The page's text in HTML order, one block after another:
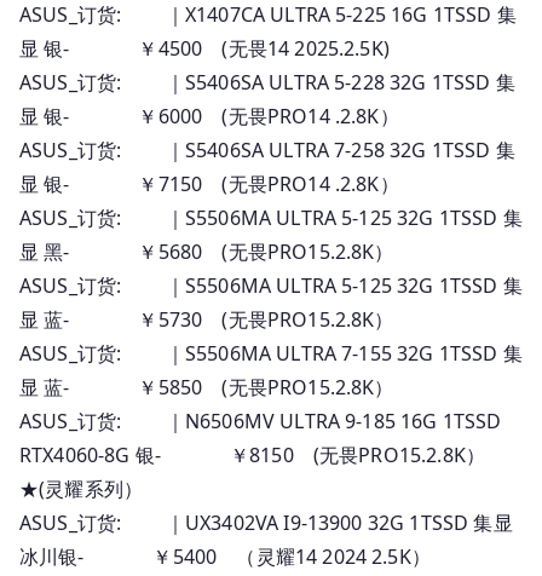
ASUS_订货: ｜X1407CA ULTRA 5-225 16G 1TSSD 集
显 银- ￥4500 (无畏14 2025.2.5K)
ASUS_订货: ｜S5406SA ULTRA 5-228 32G 1TSSD 集
显 银- ￥6000 (无畏PRO14 .2.8K）
ASUS_订货: ｜S5406SA ULTRA 7-258 32G 1TSSD 集
显 银- ￥7150 (无畏PRO14 .2.8K）
ASUS_订货: ｜S5506MA ULTRA 5-125 32G 1TSSD 集
显 黑- ￥5680 (无畏PRO15.2.8K）
ASUS_订货: ｜S5506MA ULTRA 5-125 32G 1TSSD 集
显 蓝- ￥5730 (无畏PRO15.2.8K）
ASUS_订货: ｜S5506MA ULTRA 7-155 32G 1TSSD 集
显 蓝- ￥5850 (无畏PRO15.2.8K）
ASUS_订货: ｜N6506MV ULTRA 9-185 16G 1TSSD
RTX4060-8G 银- ￥8150 (无畏PRO15.2.8K）
★(灵耀系列）
ASUS_订货: ｜UX3402VA I9-13900 32G 1TSSD 集显
冰川银- ￥5400 （灵耀14 2024 2.5K）